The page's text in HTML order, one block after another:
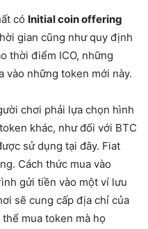
có Initial coin offering
gian cũng như quy định
thời điểm ICO, những
vào những token mới này.
chơi phải lựa chọn hình
khác, như đối với BTC
sử dụng tại đây. Fiat
Cách thức mua vào
gửi tiền vào một ví lưu
sẽ cung cấp địa chỉ của
mua token mà họ